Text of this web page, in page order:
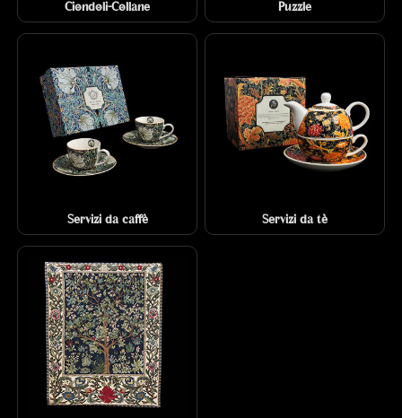
Ciondoli-Collane Puzzle
Servizi da caffè Servizi da tè